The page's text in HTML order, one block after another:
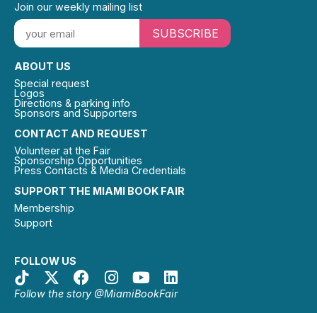
SUPPORT THE MIAMI BOOK FAIR
Membership
Support
FOLLOW US
Follow the story @MiamiBookFair
CONTACT AND REQUEST
Volunteer at the Fair
Sponsorship Opportunities
Press Contacts & Media Credentials
ABOUT US
Special request
Logos
Directions & parking info
Sponsors and Supporters
Join our weekly mailing list
SUBSCRIBE